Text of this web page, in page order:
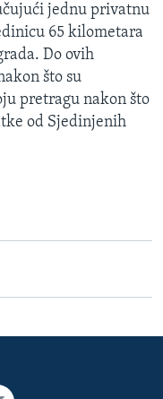
jednu privatnu
65 kilometara
Do ovih
što su
pretragu nakon što
od Sjedinjenih